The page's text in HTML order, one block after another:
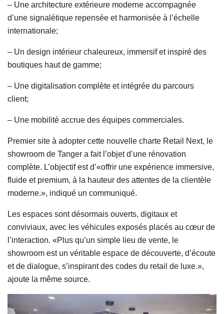
– Une architecture extérieure moderne accompagnée
d’une signalétique repensée et harmonisée à l’échelle
internationale;
– Un design intérieur chaleureux, immersif et inspiré des
boutiques haut de gamme;
– Une digitalisation complète et intégrée du parcours
client;
– Une mobilité accrue des équipes commerciales.
Premier site à adopter cette nouvelle charte Retail Next, le
showroom de Tanger a fait l’objet d’une rénovation
complète. L’objectif est d’«offrir une expérience immersive,
fluide et premium, à la hauteur des attentes de la clientèle
moderne.», indiqué un communiqué.
Les espaces sont désormais ouverts, digitaux et
conviviaux, avec les véhicules exposés placés au cœur de
l’interaction. «Plus qu’un simple lieu de vente, le
showroom est un véritable espace de découverte, d’écoute
et de dialogue, s’inspirant des codes du retail de luxe.»,
ajoute la même source.